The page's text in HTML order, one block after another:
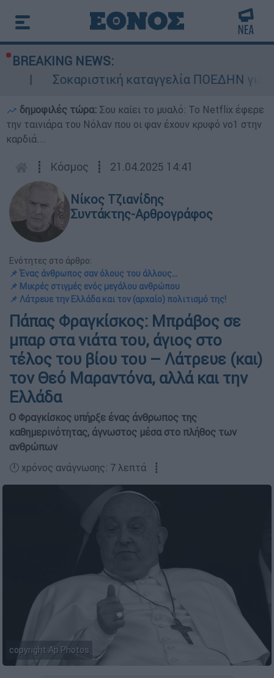
BREAKING NEWS:
Σοκαριστική καταγγελία ΠΟΕΔΗΝ για
δημοφιλές τώρα: Σου καίει το μυαλό: Το Netflix έφερε
την ταινιάρα του Νόλαν που οι φαν έχουν κρυφό νο1 στην
καρδιά...
┋ Κόσμος ┋ 21.04.2025 14:41
Νίκος Τζιανίδης
Συντάκτης-Αρθρογράφος
Ενότητες στο άρθρο:
📌 Ένας άνθρωπος σαν όλους του άλλους...
📌 Μικρές στιγμές ενός μεγάλου ανθρώπου
📌 Λάτρευε την Ελλάδα και τον (αρχαίο) πολιτισμό της!
Πάπας Φραγκίσκος: Μπράβος σε
μπαρ στα νιάτα του, άγιος στο
τέλος του βίου του – Λάτρευε (και)
τον Θεό Μαραντόνα, αλλά και την
Ελλάδα
Ο Φραγκίσκος υπήρξε ένας άνθρωπος της
καθημερινότητας, άγνωστος μέσα στο πλήθος των
ανθρώπων
🕛 χρόνος ανάγνωσης: 7 λεπτά ┋
copyright Ap Photos